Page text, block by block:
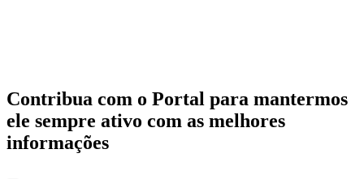
Contribua com o Portal para mantermos
ele sempre ativo com as melhores
informações